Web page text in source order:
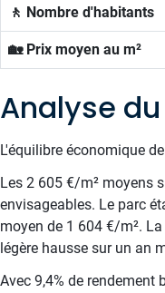
🚶 Nombre d'habitants
🏡 Prix moyen au m²
Analyse
L'équilibre économique
Les 2 605 €/m² moyens
envisageables. Le parc
moyen de 1 604 €/m².
légère hausse sur un an
Avec 9,4% de